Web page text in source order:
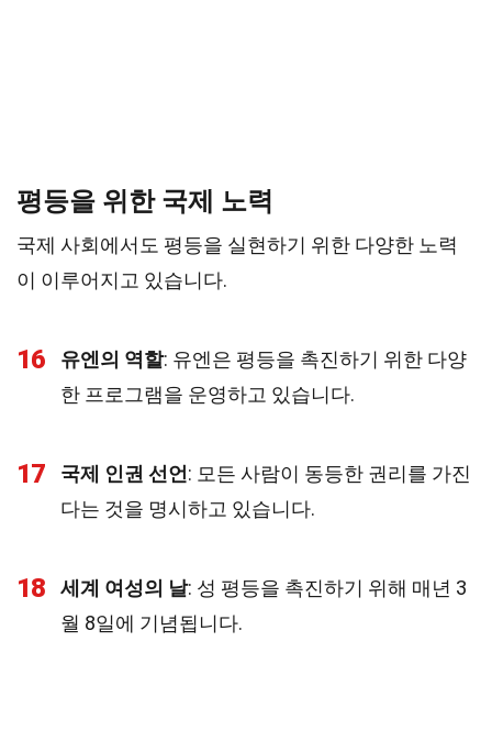
평등을 위한 국제 노력
국제 사회에서도 평등을 실현하기 위한 다양한 노력
이 이루어지고 있습니다.
16 유엔의 역할: 유엔은 평등을 촉진하기 위한 다양
한 프로그램을 운영하고 있습니다.
17 국제 인권 선언 : 모든 사람이 동등한 권리를 가진
다는 것을 명시하고 있습니다.
18 세계 여성의 날: 성 평등을 촉진하기 위해 매년 3
월 8일에 기념됩니다.